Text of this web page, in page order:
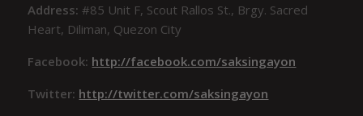
Address:#85 Unit F, Scout Rallos St., Brgy. Sacred
Heart, Diliman, Quezon City
Facebook: http://facebook.com/saksingayon
Twitter: http://twitter.com/saksingayon